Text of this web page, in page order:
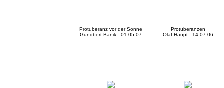
Protuberanz vor der Sonne
Gundbert Banik - 01.05.07
Protuberanzen
Olaf Haupt - 14.07.06